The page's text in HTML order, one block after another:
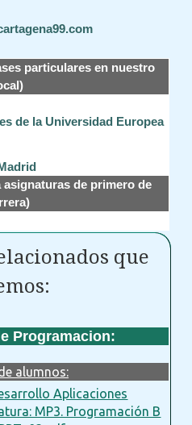
particulares en nuestro
de la Universidad Europea
de primero de
que
Programacion:
alumnos:
Aplicaciones
MP3. Programación B